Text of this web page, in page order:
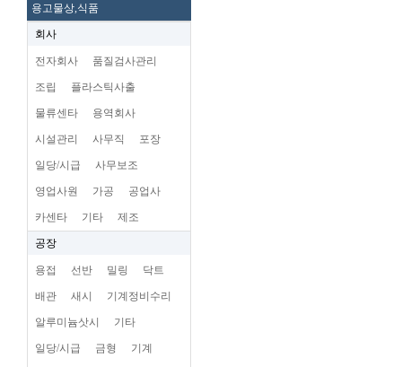
용고물상,식품
회사
전자회사 품질검사관리
조립 플라스틱사출
물류센타 용역회사
시설관리 사무직 포장
일당/시급 사무보조
영업사원 가공 공업사
카센타 기타 제조
공장
용접 선반 밀링 닥트
배관 새시 기계정비수리
알루미늄삿시 기타
일당/시급 금형 기계